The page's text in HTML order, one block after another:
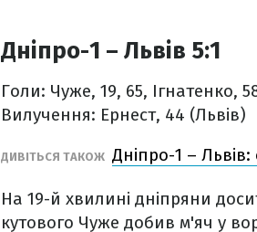
Дніпро-1 – Львів 5:1
Голи: Чуже, 19, 65, Ігнатенко,
Вилучення: Ернест, 44 (Львів)
ДИВІТЬСЯ ТАКОЖ Дніпро-1 –
На 19-й хвилині дніпряни
кутового Чуже добив м'яч у